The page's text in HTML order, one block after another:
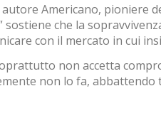
Americano, pioniere
sostiene che la
con il mercato in cui
non accetta
non lo fa,